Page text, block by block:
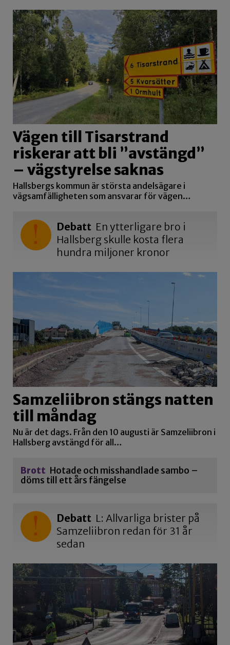
Vägen till Tisarstrand
riskerar att bli ”avstängd”
– vägstyrelse saknas
Hallsbergs kommun är största andelsägare i
vägsamfälligheten som ansvarar för vägen…
Debatt En ytterligare bro i
Hallsberg skulle kosta flera
hundra miljoner kronor
Samzeliibron stängs natten
till måndag
Nu är det dags. Från den 10 augusti är Samzeliibron i
Hallsberg avstängd för all…
Brott Hotade och misshandlade sambo –
döms till ett års fängelse
Debatt L: Allvarliga brister på
Samzeliibron redan för 31 år
sedan